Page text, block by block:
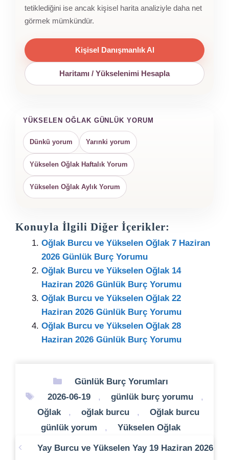
tetiklediğini ise ancak kişisel harita analiziyle daha net
görmek mümkündür.
Kişisel Danışmanlık Al
Haritamı / Yükselenimi Hesapla
YÜKSELEN OĞLAK GÜNLÜK YORUM
Dünkü yorum Yarınki yorum
Yükselen Oğlak Haftalık Yorum
Yükselen Oğlak Aylık Yorum
Konuyla İlgili Diğer İçerikler:
Oğlak Burcu ve Yükselen Oğlak 7 Haziran
2026 Günlük Burç Yorumu
Oğlak Burcu ve Yükselen Oğlak 14
Haziran 2026 Günlük Burç Yorumu
Oğlak Burcu ve Yükselen Oğlak 22
Haziran 2026 Günlük Burç Yorumu
Oğlak Burcu ve Yükselen Oğlak 28
Haziran 2026 Günlük Burç Yorumu
Kategoriler
Günlük Burç Yorumları
Etiketler
2026-06-19 , günlük burç yorumu
,
Oğlak
, oğlak burcu ,
Oğlak burcu
günlük yorum
, Yükselen Oğlak
Yay Burcu ve Yükselen Yay 19 Haziran 2026